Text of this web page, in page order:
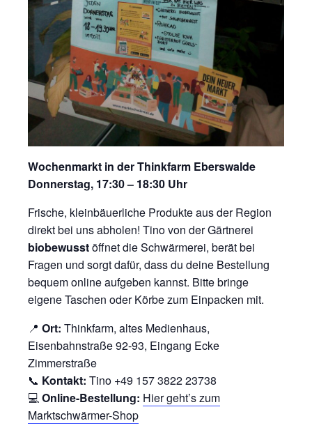
Wochenmarkt in der Thinkfarm Eberswalde
Donnerstag, 17:30 – 18:30 Uhr
Frische, kleinbäuerliche Produkte aus der Region
direkt bei uns abholen! Tino von der Gärtnerei
biobewusstöffnet die Schwärmerei, berät bei
Fragen und sorgt dafür, dass du deine Bestellung
bequem online aufgeben kannst. Bitte bringe
eigene Taschen oder Körbe zum Einpacken mit.
📍 Ort: Thinkfarm, altes Medienhaus,
Eisenbahnstraße 92-93, Eingang Ecke
Zimmerstraße
📞 Kontakt: Tino +49 157 3822 23738
💻Online-Bestellung: Hier geht’s zum
Marktschwärmer-Shop